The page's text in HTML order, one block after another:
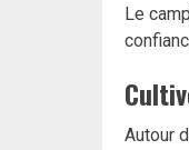
Le
Autour